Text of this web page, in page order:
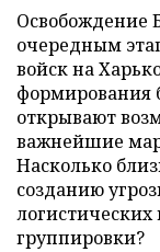
Освобождение
очередным
войск на
формирования
открывают
важнейшие
Насколько
созданию
группировки?